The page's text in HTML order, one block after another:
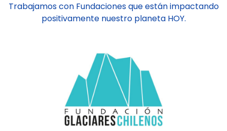
Trabajamos con Fundaciones que están impactando
positivamente nuestro planeta HOY.